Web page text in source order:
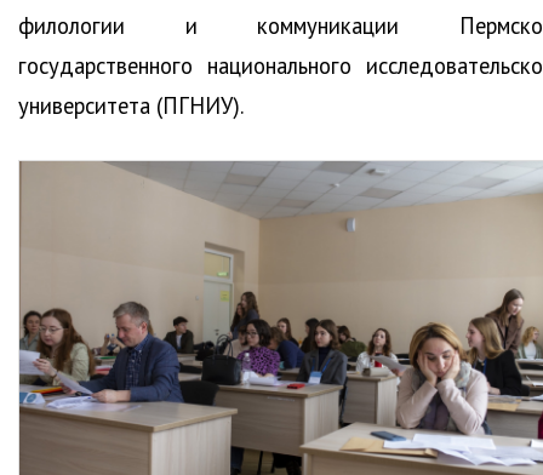
филологии и коммуникации
государственного национального
университета (ПГНИУ).